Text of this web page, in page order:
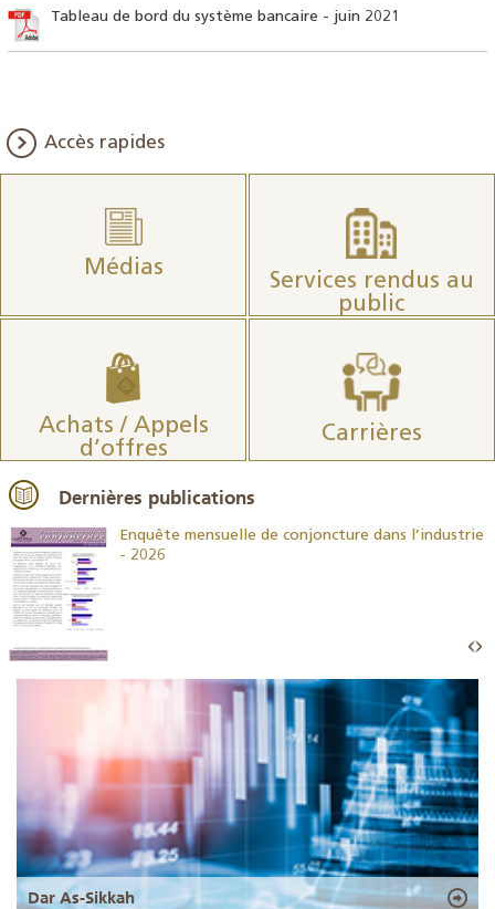
Tableau de bord du système bancaire - juin 2021
Accès rapides
Médias
Services rendus au
public
Achats / Appels
d’offres
Carrières
Dernières publications
Enquête mensuelle de conjoncture dans l’industrie
- 2026
Dar As-Sikkah